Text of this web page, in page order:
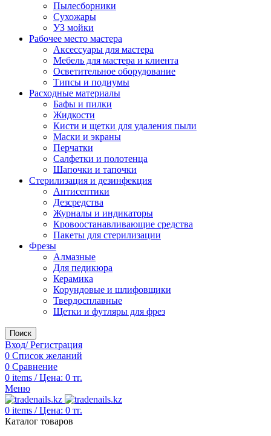
Пылесборники
Сухожары
УЗ мойки
Рабочее место мастера
Аксессуары для мастера
Мебель для мастера и клиента
Осветительное оборудование
Типсы и подиумы
Расходные материалы
Бафы и пилки
Жидкости
Кисти и щетки для удаления пыли
Маски и экраны
Перчатки
Салфетки и полотенца
Шапочки и тапочки
Стерилизация и дезинфекция
Антисептики
Дезсредства
Журналы и индикаторы
Кровоостанавливающие средства
Пакеты для стерилизации
Фрезы
Алмазные
Для педикюра
Керамика
Корундовые и шлифовщики
Твердосплавные
Щетки и футляры для фрез
Поиск
Вход/ Регистрация
0 Список желаний
0 Сравнение
0 items / Цена: 0 тг.
Меню
0 items / Цена: 0 тг.
Каталог товаров